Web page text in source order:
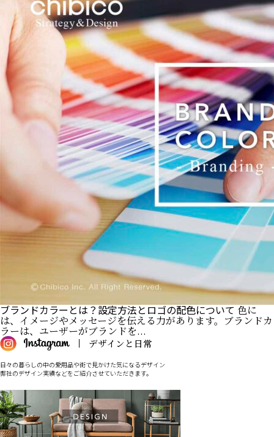
ブランドカラーとは？設定方法とロゴの配色について色に
は、イメージやメッセージを伝える力があります。ブランドカ
ラーは、ユーザーがブランドを...
日々の暮らしの中の愛用品や街で見かけた気になるデザイン
弊社のデザイン実績などをご紹介させていただきます。